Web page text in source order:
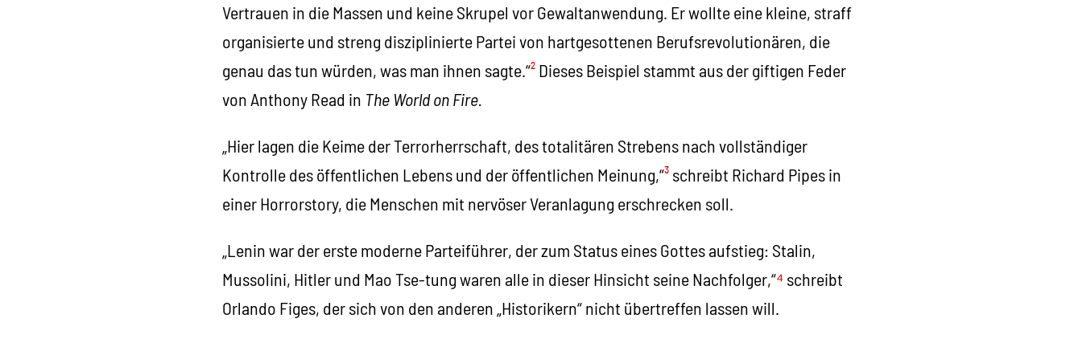
Vertrauen in die Massen und keine Skrupel vor Gewaltanwendung. Er wollte eine kleine, straff
organisierte und streng disziplinierte Partei von hartgesottenen Berufsrevolutionären, die
genau das tun würden, was man ihnen sagte.“²Dieses Beispiel stammt aus der giftigen Feder
von Anthony Read in The World on Fire.
„Hier lagen die Keime der Terrorherrschaft, des totalitären Strebens nach vollständiger
Kontrolle des öffentlichen Lebens und der öffentlichen Meinung,“³schreibt Richard Pipes in
einer Horrorstory, die Menschen mit nervöser Veranlagung erschrecken soll.
„Lenin war der erste moderne Parteiführer, der zum Status eines Gottes aufstieg: Stalin,
Mussolini, Hitler und Mao Tse-tung waren alle in dieser Hinsicht seine Nachfolger,“⁴schreibt
Orlando Figes, der sich von den anderen „Historikern“ nicht übertreffen lassen will.